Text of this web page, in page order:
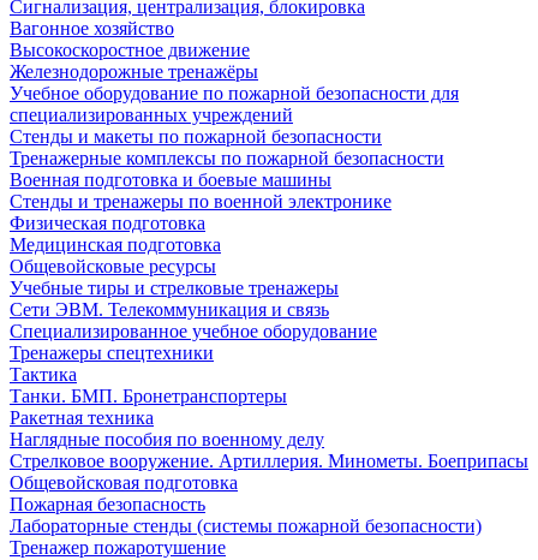
Сигнализация, централизация, блокировка
Вагонное хозяйство
Высокоскоростное движение
Железнодорожные тренажёры
Учебное оборудование по пожарной безопасности для
специализированных учреждений
Стенды и макеты по пожарной безопасности
Тренажерные комплексы по пожарной безопасности
Военная подготовка и боевые машины
Стенды и тренажеры по военной электронике
Физическая подготовка
Медицинская подготовка
Общевойсковые ресурсы
Учебные тиры и стрелковые тренажеры
Сети ЭВМ. Телекоммуникация и связь
Специализированное учебное оборудование
Тренажеры спецтехники
Тактика
Танки. БМП. Бронетранспортеры
Ракетная техника
Наглядные пособия по военному делу
Стрелковое вооружение. Артиллерия. Минометы. Боеприпасы
Общевойсковая подготовка
Пожарная безопасность
Лабораторные стенды (системы пожарной безопасности)
Тренажер пожаротушение